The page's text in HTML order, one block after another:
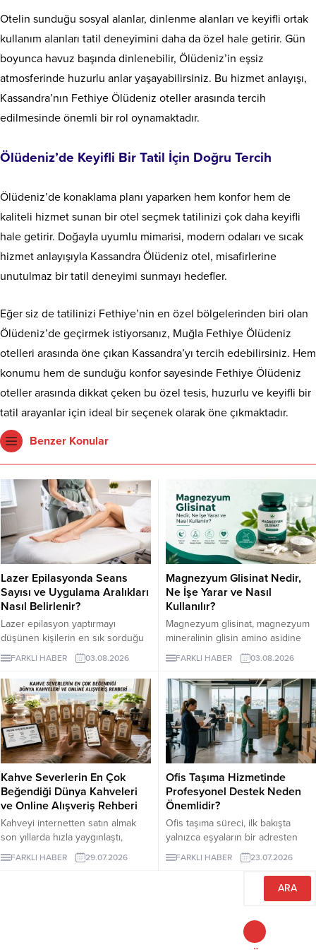
Otelin sunduğu sosyal alanlar, dinlenme alanları ve keyifli ortak
kullanım alanları tatil deneyimini daha da özel hale getirir. Gün
boyunca havuz başında dinlenebilir, Ölüdeniz’in eşsiz
atmosferinde huzurlu anlar yaşayabilirsiniz. Bu hizmet anlayışı,
Kassandra’nın Fethiye Ölüdeniz oteller arasında tercih
edilmesinde önemli bir rol oynamaktadır.
Ölüdeniz’de Keyifli Bir Tatil İçin Doğru Tercih
Ölüdeniz’de konaklama planı yaparken hem konfor hem de
kaliteli hizmet sunan bir otel seçmek tatilinizi çok daha keyifli
hale getirir. Doğayla uyumlu mimarisi, modern odaları ve sıcak
hizmet anlayışıyla Kassandra Ölüdeniz otel, misafirlerine
unutulmaz bir tatil deneyimi sunmayı hedefler.
Eğer siz de tatilinizi Fethiye’nin en özel bölgelerinden biri olan
Ölüdeniz’de geçirmek istiyorsanız, Muğla Fethiye Ölüdeniz
otelleri arasında öne çıkan Kassandra’yı tercih edebilirsiniz. Hem
konumu hem de sunduğu konfor sayesinde Fethiye Ölüdeniz
oteller arasında dikkat çeken bu özel tesis, huzurlu ve keyifli bir
tatil arayanlar için ideal bir seçenek olarak öne çıkmaktadır.
Benzer Konular
Lazer Epilasyonda Seans
Sayısı ve Uygulama Aralıkları
Nasıl Belirlenir?
Lazer epilasyon yaptırmayı
düşünen kişilerin en sık sorduğu
konuların başında kaç seans
gerektiği gelir. Ancak bu soruya
herkes için geçerli tek bir sayı
vermek mümkün değildir. Cilt
rengi, kılın kalınlığı, uygulama
bölgesi ve hormonal özellikler
seans planını etkileyebilir. İzmir
lazer epilasyon seçenekleri
araştırılırken kısa sürede kesin
sonuç vadeden açıklamalarla
karşılaşılabilir....
FARKLI HABER 03.08.2026
Magnezyum Glisinat Nedir,
Ne İşe Yarar ve Nasıl
Kullanılır?
Magnezyum glisinat, magnezyum
mineralinin glisin amino asidine
bağlandığı bir takviye formudur.
Glisin, vücudun protein yapımında
kullandığı en küçük amino asittir
ve burada minerali taşıyan bileşen
olarak görev yapar.
FARKLI HABER 03.08.2026
Kahve Severlerin En Çok
Beğendiği Dünya Kahveleri
ve Online Alışveriş Rehberi
Kahveyi internetten satın almak
son yıllarda hızla yaygınlaştı,
çünkü artık dünyanın en özel
yörelerinden gelen çekirdekler
FARKLI HABER 29.07.2026
Ofis Taşıma Hizmetinde
Profesyonel Destek Neden
Önemlidir?
Ofis taşıma süreci, ilk bakışta
yalnızca eşyaların bir adresten
başka bir adrese götürülmesi gibi
görünse de kurumsal işletmeler
için bundan çok daha geniş bir
FARKLI HABER 23.07.2026